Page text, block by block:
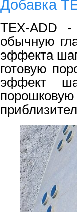
Добавка
TEX-ADD -
обычную
эффекта
готовую
эффект
порошковую